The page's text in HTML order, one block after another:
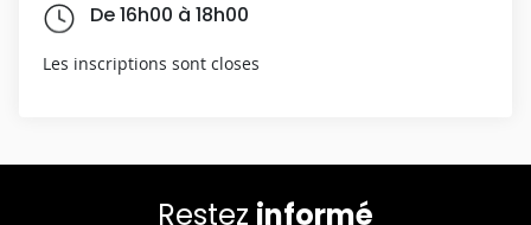
De 16h00 à 18h00
Les inscriptions sont closes
Restez informé